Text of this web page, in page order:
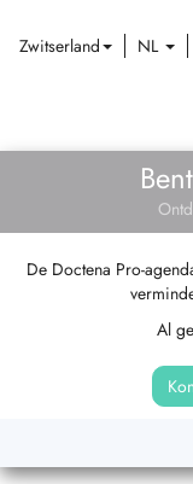
Zwitserland NL
De Doctena Pro-
Al